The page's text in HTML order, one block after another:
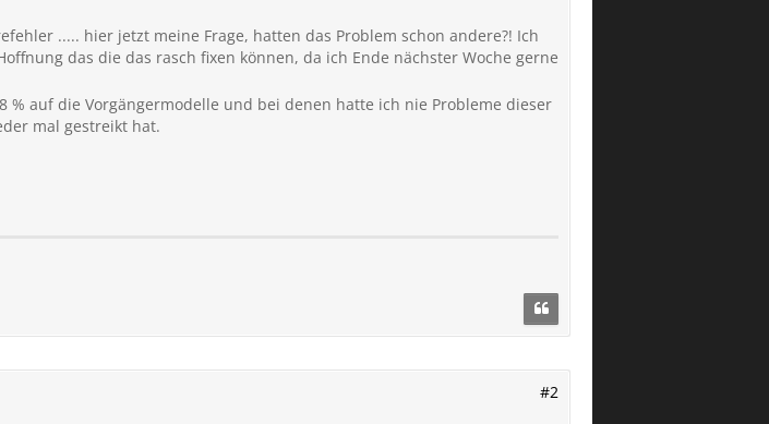
..... hier jetzt meine Frage, hatten das Problem schon andere?! Ich
das die das rasch fixen können, da ich Ende nächster Woche gerne
% auf die Vorgängermodelle und bei denen hatte ich nie Probleme dieser
mal gestreikt hat.
#2